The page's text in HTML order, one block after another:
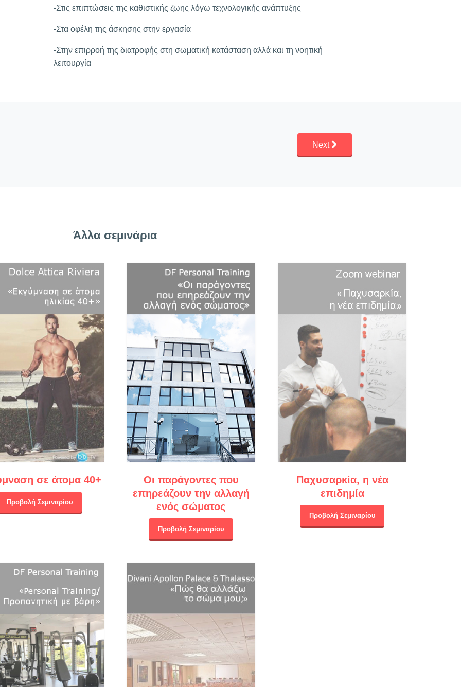
-Στις επιπτώσεις της καθιστικής ζωης λόγω τεχνολογικής ανάπτυξης
-Στα οφέλη της άσκησης στην εργασία
-Στην επιρροή της διατροφής στη σωματική κατάσταση αλλά και τη νοητική
λειτουργία
Next
Άλλα σεμινάρια
σε άτομα 40+
Προβολή Σεμιναρίου
Οι παράγοντες που
επηρεάζουν την αλλαγή
ενός σώματος
Προβολή Σεμιναρίου
Παχυσαρκία, η νέα
επιδημία
Προβολή Σεμιναρίου